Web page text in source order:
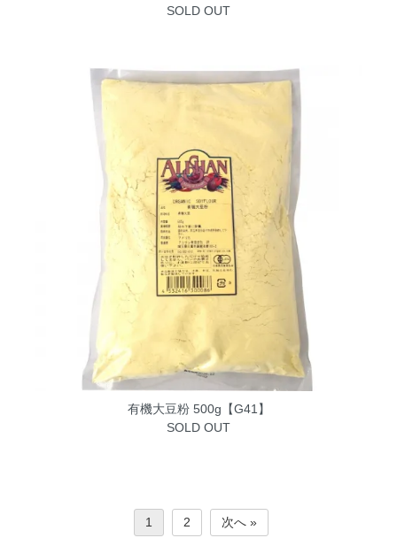
SOLD OUT
有機大豆粉 500g【G41】
SOLD OUT
1 2 次へ »